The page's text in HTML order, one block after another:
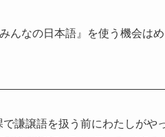
んなの日本語』を使う機会は
謙譲語を扱う前にわたしがや